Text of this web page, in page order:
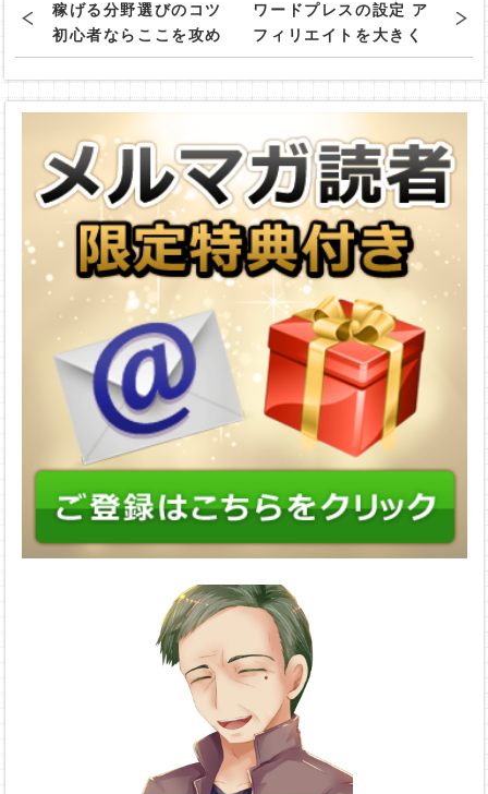
稼げる分野選びのコツ
初心者ならここを攻め
ろ
ワードプレスの設定 ア
フィリエイトを大きく
伸ばすために必要なこ
と